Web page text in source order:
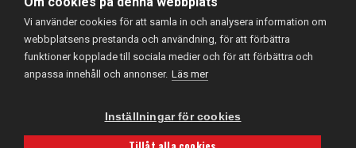
Garanti och reklamation
Frakt och köpevillkor
Integritetspolicy
Kontakta oss
Vi använder cookies för att samla in och analysera information om
webbplatsens prestanda och användning, för att förbättra
funktioner kopplade till sociala medier och för att förbättra och
anpassa innehåll och annonser. Läs mer
Inställningar för cookies